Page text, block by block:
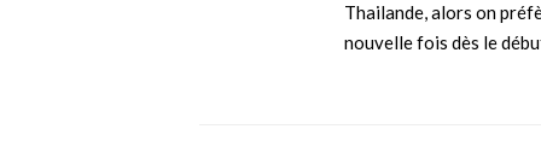
Thailande, alors on
nouvelle fois dès le